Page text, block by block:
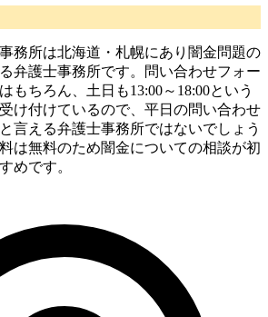
務所は北海道・札幌にあり闇金問題の
弁護士事務所です。問い合わせフォー
もちろん、土日も13:00～18:00という
け付けているので、平日の問い合わせ
言える弁護士事務所ではないでしょう
は無料のため闇金についての相談が初
めです。